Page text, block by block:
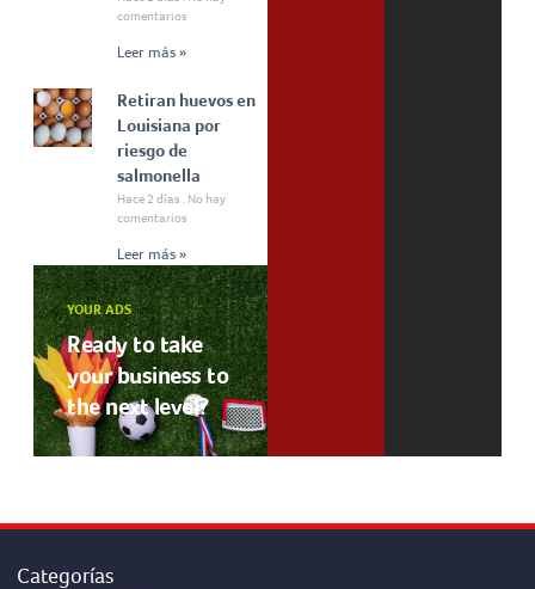
comentarios
Leer más »
Retiran huevos en
Louisiana por
riesgo de
salmonella
Hace 2 días
No hay
comentarios
Leer más »
YOUR ADS
Ready to take
your business to
the next level?
Categorías